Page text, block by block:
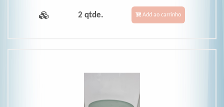
2 qtde. Add ao carrinho